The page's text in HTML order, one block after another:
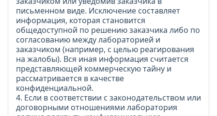
письменном виде. Исключение составляет
информация, которая становится
общедоступной по решению заказчика либо по
согласованию между лабораторией и
заказчиком (например, с целью реагирования
на жалобы). Вся иная информация считается
представляющей коммерческую тайну и
рассматривается в качестве
конфиденциальной.
4. Если в соответствии с законодательством или
договорными отношениями лаборатория